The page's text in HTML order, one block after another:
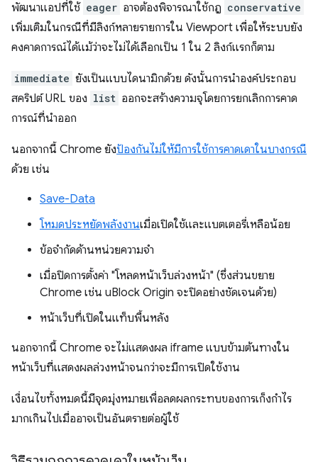
พัฒนาแอปที่ใช้ eager อาจต้องพิจารณาใช้กฎ conservative
เพิ่มเติมในกรณีที่มีลิงก์หลายรายการใน Viewport เพื่อให้ระบบยัง
คงคาดการณ์ได้แม้ว่าจะไม่ได้เลือกเป็น 1 ใน 2 ลิงก์แรกก็ตาม
immediate ยังเป็นแบบไดนามิกด้วย ดังนั้นการนำองค์ประกอบ
สคริปต์ URL ของ list ออกจะสร้างความจุโดยการยกเลิกการคาด
การณ์ที่นำออก
นอกจากนี้ Chrome ยังป้องกันไม่ให้มีการใช้การคาดเดาในบางกรณี
ด้วย เช่น
Save-Data
โหมดประหยัดพลังงานเมื่อเปิดใช้และแบตเตอรี่เหลือน้อย
ข้อจำกัดด้านหน่วยความจำ
เมื่อปิดการตั้งค่า "โหลดหน้าเว็บล่วงหน้า" (ซึ่งส่วนขยาย
Chrome เช่น uBlock Origin จะปิดอย่างชัดเจนด้วย)
หน้าเว็บที่เปิดในแท็บพื้นหลัง
นอกจากนี้ Chrome จะไม่แสดงผล iframe แบบข้ามต้นทางใน
หน้าเว็บที่แสดงผลล่วงหน้าจนกว่าจะมีการเปิดใช้งาน
เงื่อนไขทั้งหมดนี้มีจุดมุ่งหมายเพื่อลดผลกระทบของการเก็งกำไร
มากเกินไปเมื่ออาจเป็นอันตรายต่อผู้ใช้